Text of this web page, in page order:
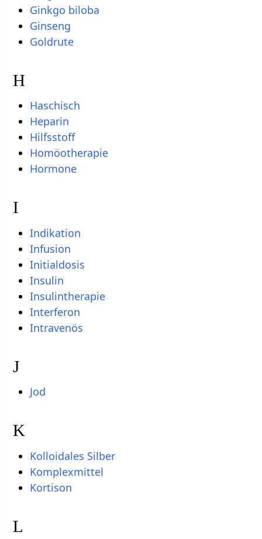
Ginkgo biloba
Ginseng
Goldrute
H
Haschisch
Heparin
Hilfsstoff
Homöotherapie
Hormone
I
Indikation
Infusion
Initialdosis
Insulin
Insulintherapie
Interferon
Intravenös
J
Jod
K
Kolloidales Silber
Komplexmittel
Kortison
L